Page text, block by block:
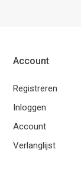
Account
Registreren
Inloggen
Account
Verlanglijst